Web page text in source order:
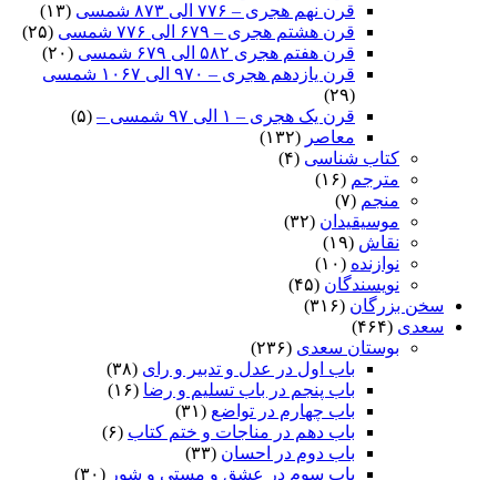
قرن نهم هجری – ۷۷۶ الی ۸۷۳ شمسی
(۱۳)
قرن هشتم هجری – ۶۷۹ الی ۷۷۶ شمسی
(۲۵)
قرن هفتم هجری ۵۸۲ الی ۶۷۹ شمسی
(۲۰)
قرن یازدهم هجری – ۹۷۰ الی ۱۰۶۷ شمسی
(۲۹)
قرن یک هجری – ۱ الی ۹۷ شمسی –
(۵)
معاصر (۱۳۲)
کتاب شناسی (۴)
مترجم (۱۶)
منجم (۷)
موسیقیدان (۳۲)
نقاش (۱۹)
نوازنده (۱۰)
نویسندگان (۴۵)
سخن بزرگان (۳۱۶)
سعدی (۴۶۴)
بوستان سعدی (۲۳۶)
باب اول در عدل و تدبیر و رای (۳۸)
باب پنجم در باب تسلیم و رضا (۱۶)
باب چهارم در تواضع (۳۱)
باب دهم در مناجات و ختم کتاب (۶)
باب دوم در احسان (۳۳)
باب سوم در عشق و مستی و شور (۳۰)